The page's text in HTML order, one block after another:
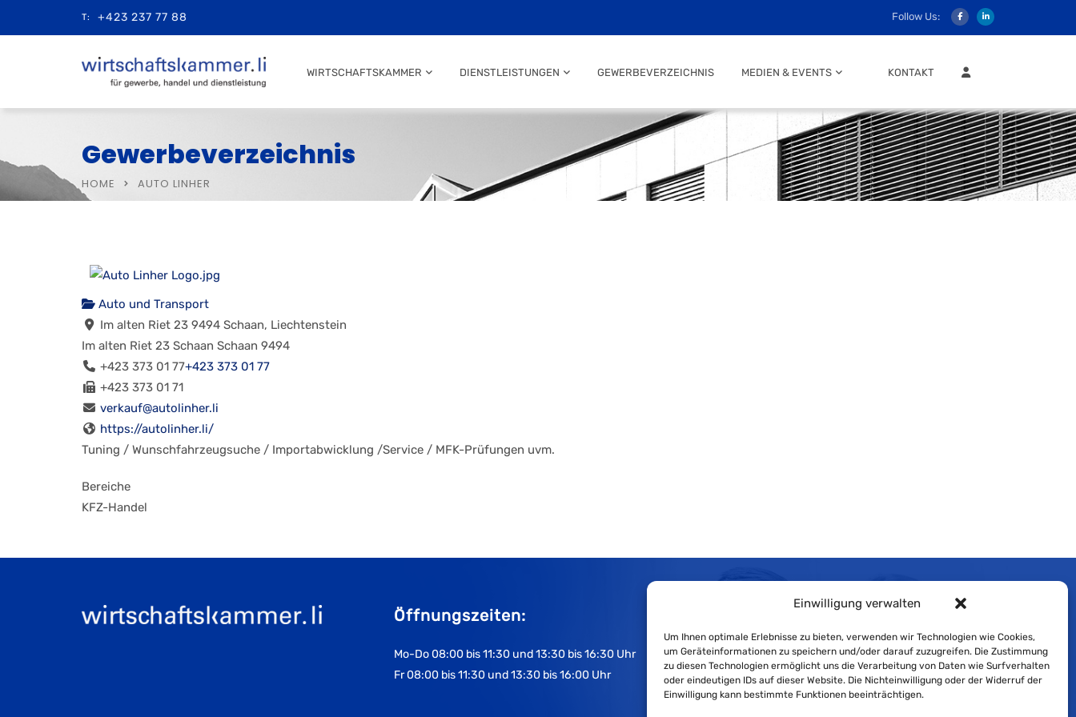
Einwilligung verwalten
Um Ihnen optimale Erlebnisse zu bieten, verwenden wir Technologien wie Cookies,
um Geräteinformationen zu speichern und/oder darauf zuzugreifen. Die Zustimmung
zu diesen Technologien ermöglicht uns die Verarbeitung von Daten wie Surfverhalten
oder eindeutigen IDs auf dieser Website. Die Nichteinwilligung oder der Widerruf der
Einwilligung kann bestimmte Funktionen beeinträchtigen.
T: +423 237 77 88 Follow Us:
WIRTSCHAFTSKAMMER DIENSTLEISTUNGEN GEWERBEVERZEICHNIS MEDIEN & EVENTS KONTAKT MITGLIEDER LOGIN
Gewerbeverzeichnis
HOME AUTO LINHER
Auto und Transport
Im alten Riet 23 9494 Schaan, Liechtenstein
Im alten Riet 23 Schaan Schaan 9494
+423 373 01 77+423 373 01 77
+423 373 01 71
verkauf@autolinher.li
https://autolinher.li/
Tuning / Wunschfahrzeugsuche / Importabwicklung /Service / MFK-Prüfungen uvm.
Bereiche
KFZ-Handel
Öffnungszeiten:
Mo-Do 08:00 bis 11:30 und 13:30 bis 16:30 Uhr
Fr 08:00 bis 11:30 und 13:30 bis 16:00 Uhr
Cookie-Richtlinie
Datenschutzerklärung